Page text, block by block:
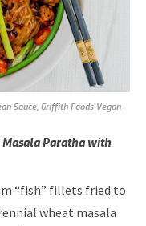
Sauce, Griffith Foods Vegan
Paratha with
“fish” fillets fried to
wheat masala